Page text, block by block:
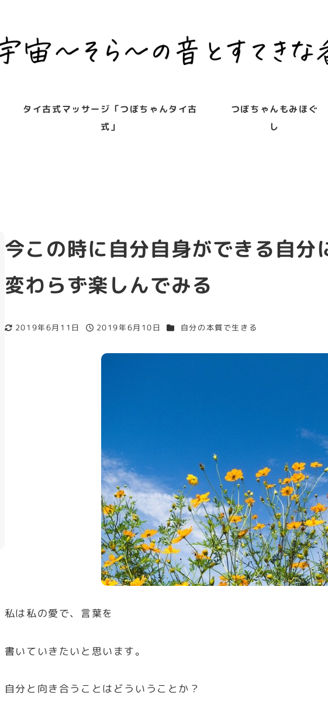
タイ古式マッサージ「つぼちゃんタイ古
式」
つぼちゃんもみほぐ
し
今この時に自分自身ができる自分
変わらず楽しんでみる
更新日
2019年6月11日
投稿日
2019年6月10日 カテゴリー
自分の本質で生きる
私は私の愛で、言葉を
書いていきたいと思います。
自分と向き合うことはどういうことか？